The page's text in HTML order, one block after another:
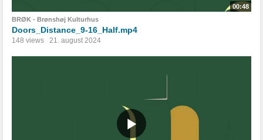
00:48
BRØK - Brønshøj Kulturhus
Doors_Distance_9-16_Half.mp4
148 views 21. august 2024